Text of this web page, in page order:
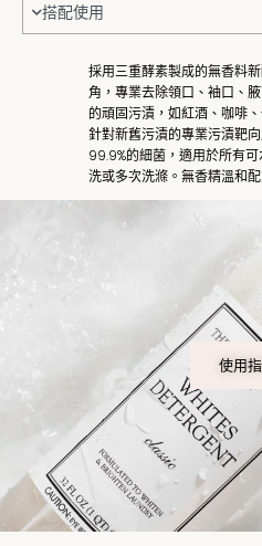
搭配使用
採用三重酵素製成的無香料
角，專業去除領口、袖口、
的頑固污漬，如紅酒、咖啡
針對新舊污漬的專業污漬靶
99.9%的細菌，適用於所有
洗或多次洗滌。無香精溫和
使用